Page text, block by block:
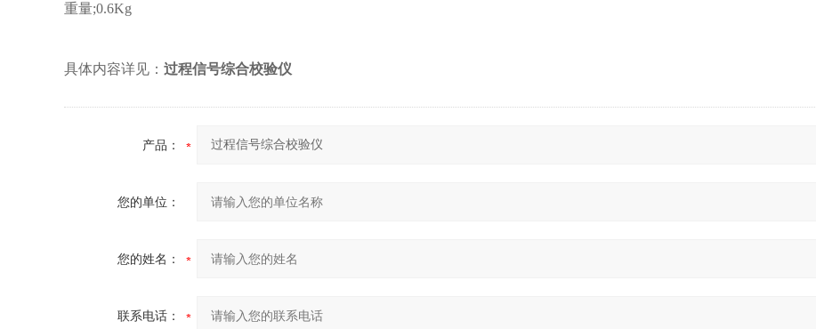
重量;0.6Kg
具体内容详见： 过程信号综合校验仪
产品：
您的单位：
您的姓名：
联系电话：